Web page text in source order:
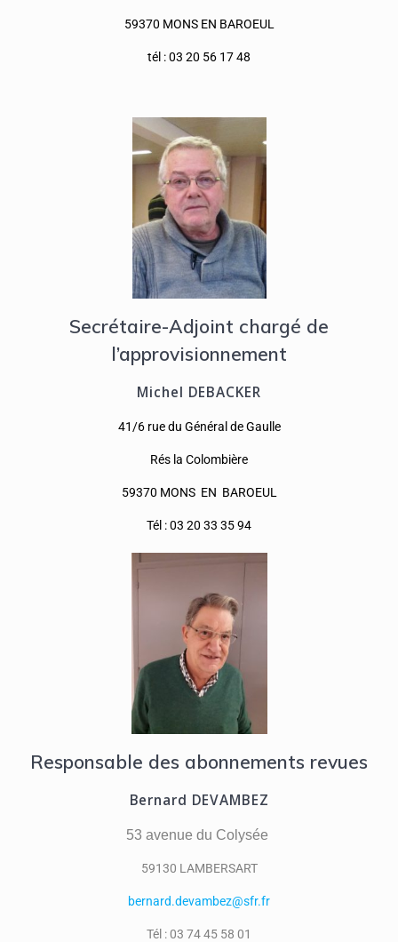
59370 MONS EN BAROEUL
tél : 03 20 56 17 48​
Secrétaire-Adjoint chargé de
l’approvisionnement
Michel DEBACKER
41/6 rue du Général de Gaulle
Rés la Colombière
59370 MONS EN BAROEUL
Tél : 03 20 33 35 94
Responsable des abonnements revues
Bernard DEVAMBEZ
53 avenue du Colysée
59130 LAMBERSART
bernard.devambez@sfr.fr
Tél : 03 74 45 58 01